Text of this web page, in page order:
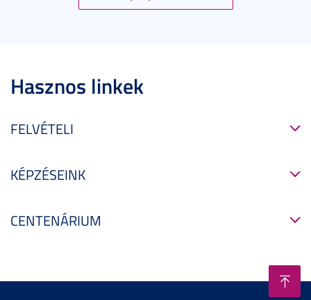
Hasznos linkek
FELVÉTELI
KÉPZÉSEINK
CENTENÁRIUM